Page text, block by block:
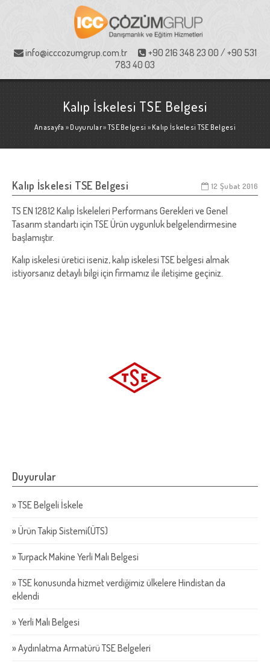
info@icccozumgrup.com.tr
+90 216 348 23 00 / +90 531
783 40 03
Kalıp İskelesi TSE Belgesi
Anasayfa » Duyurular»TSE Belgesi » Kalıp İskelesi TSE Belgesi
Kalıp İskelesi TSE Belgesi 12 Şubat 2016
TS EN 12812 Kalıp İskeleleri Performans Gerekleri ve Genel
Tasarım standartı için TSE Ürün uygunluk belgelendirmesine
başlamıştır.
Kalıp iskelesi üretici iseniz, kalıp iskelesi TSE belgesi almak
istiyorsanız detaylı bilgi için firmamız ile iletişime geçiniz.
Duyurular
»TSE Belgeli İskele
»Ürün Takip Sistemi(ÜTS)
»Turpack Makine Yerli Malı Belgesi
»TSE konusunda hizmet verdiğimiz ülkelere Hindistan da
eklendi
»Yerli Malı Belgesi
»Aydınlatma Armatürü TSE Belgeleri